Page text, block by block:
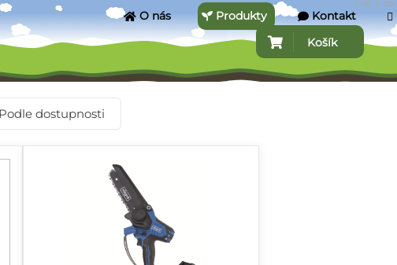
O nás Produkty
Kontakt
Košík
1.91.3.216
Podle dostupnosti